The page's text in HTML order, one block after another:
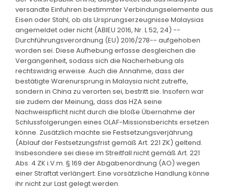
versandte Einfuhren bestimmter Verbindungselemente aus
Eisen oder Stahl, ob als Ursprungserzeugnisse Malaysias
angemeldet oder nicht (ABlEU 2016, Nr. L 52, 24) --
Durchführungsverordnung (EU) 2016/278-- aufgehoben
worden sei. Diese Aufhebung erfasse desgleichen die
Vergangenheit, sodass sich die Nacherhebung als
rechtswidrig erweise. Auch die Annahme, dass der
bestätigte Warenursprung in Malaysia nicht zutreffe,
sondern in China zu verorten sei, bestritt sie. Insofern war
sie zudem der Meinung, dass das HZA seine
Nachweispflicht nicht durch die bloße Übernahme der
Schlussfolgerungen eines OLAF-Missionsberichts ersetzen
könne. Zusätzlich machte sie Festsetzungsverjährung
(Ablauf der Festsetzungsfrist gemäß Art. 221 ZK) geltend.
Insbesondere sei diese im Streitfall nicht gemäß Art. 221
Abs. 4 ZK i.V.m. § 169 der Abgabenordnung (AO) wegen
einer Straftat verlängert. Eine vorsätzliche Handlung könne
ihr nicht zur Last gelegt werden.